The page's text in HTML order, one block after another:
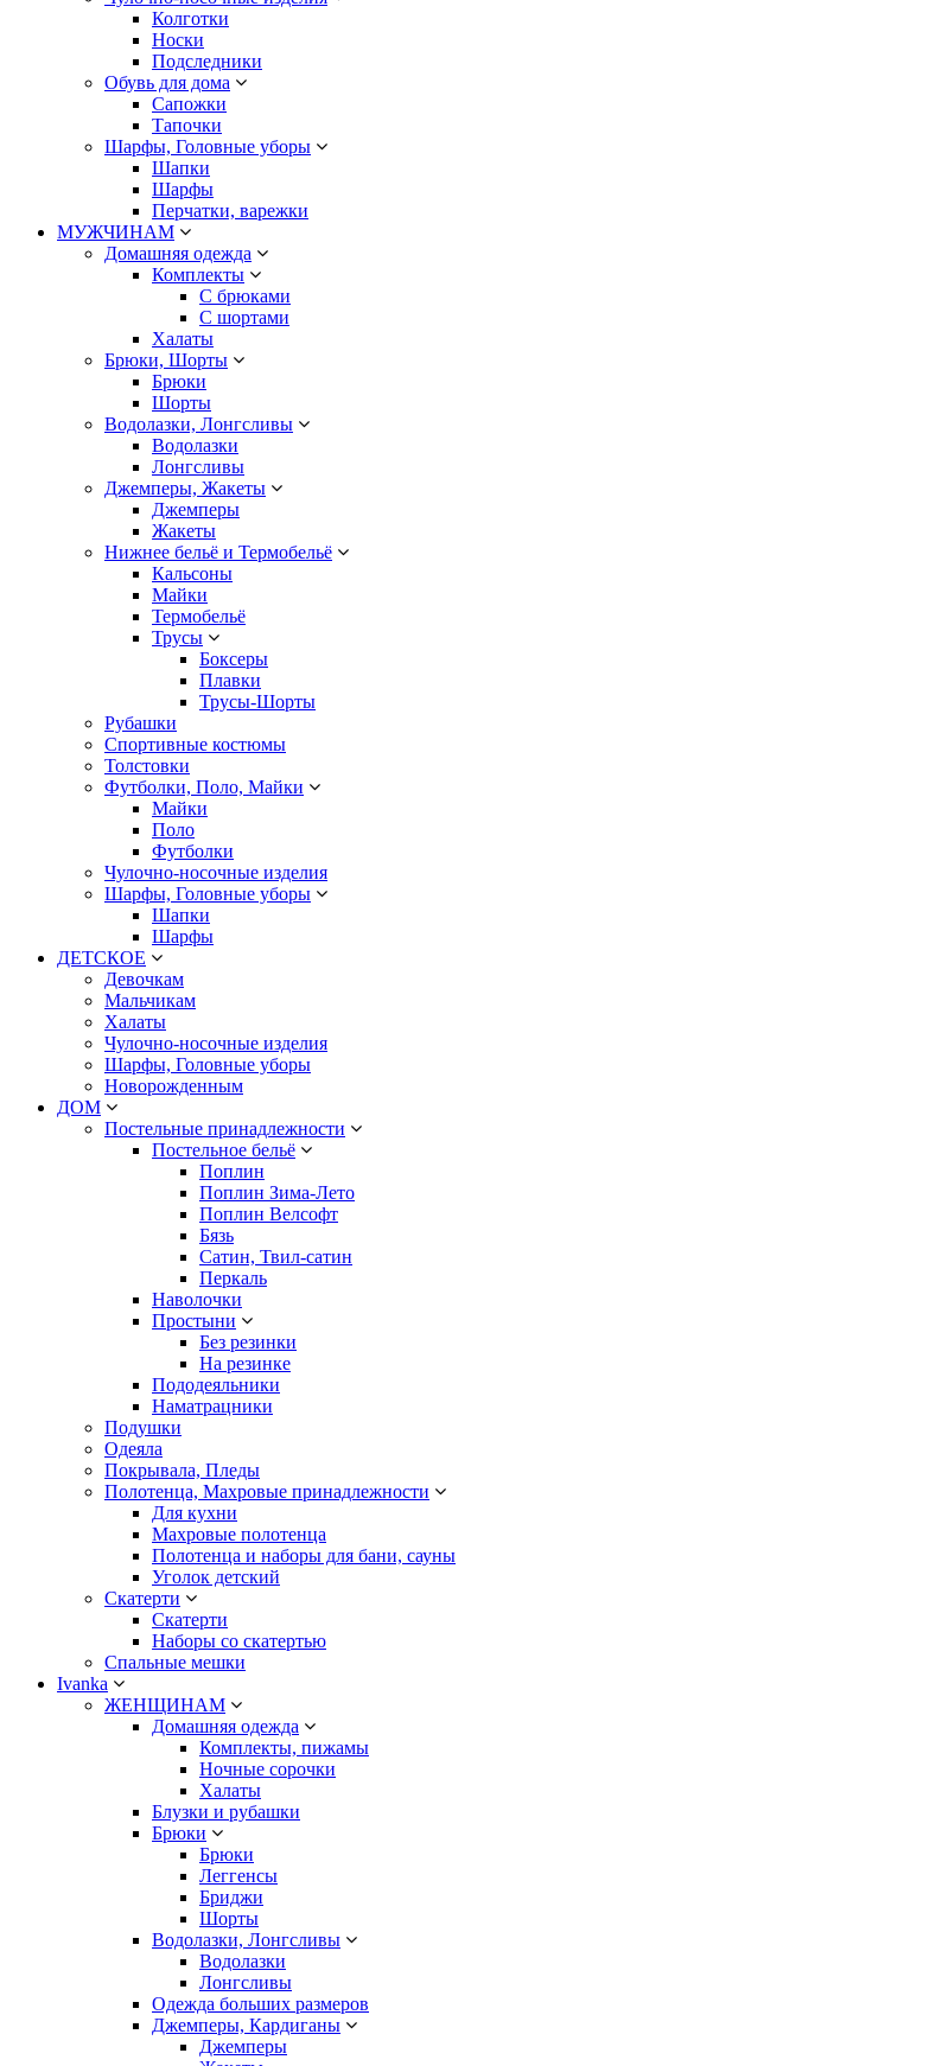
Колготки
Носки
Подследники
Обувь для дома
Сапожки
Тапочки
Шарфы, Головные уборы
Шапки
Шарфы
Перчатки, варежки
МУЖЧИНАМ
Домашняя одежда
Комплекты
С брюками
С шортами
Халаты
Брюки, Шорты
Брюки
Шорты
Водолазки, Лонгсливы
Водолазки
Лонгсливы
Джемперы, Жакеты
Джемперы
Жакеты
Нижнее бельё и Термобельё
Кальсоны
Майки
Термобельё
Трусы
Боксеры
Плавки
Трусы-Шорты
Рубашки
Спортивные костюмы
Толстовки
Футболки, Поло, Майки
Майки
Поло
Футболки
Чулочно-носочные изделия
Шарфы, Головные уборы
Шапки
Шарфы
ДЕТСКОЕ
Девочкам
Мальчикам
Халаты
Чулочно-носочные изделия
Шарфы, Головные уборы
Новорожденным
ДОМ
Постельные принадлежности
Постельное бельё
Поплин
Поплин Зима-Лето
Поплин Велсофт
Бязь
Сатин, Твил-сатин
Перкаль
Наволочки
Простыни
Без резинки
На резинке
Пододеяльники
Наматрацники
Подушки
Одеяла
Покрывала, Пледы
Полотенца, Махровые принадлежности
Для кухни
Махровые полотенца
Полотенца и наборы для бани, сауны
Уголок детский
Скатерти
Скатерти
Наборы со скатертью
Спальные мешки
Ivanka
ЖЕНЩИНАМ
Домашняя одежда
Комплекты, пижамы
Ночные сорочки
Халаты
Блузки и рубашки
Брюки
Брюки
Леггенсы
Бриджи
Шорты
Водолазки, Лонгсливы
Водолазки
Лонгсливы
Одежда больших размеров
Джемперы, Кардиганы
Джемперы